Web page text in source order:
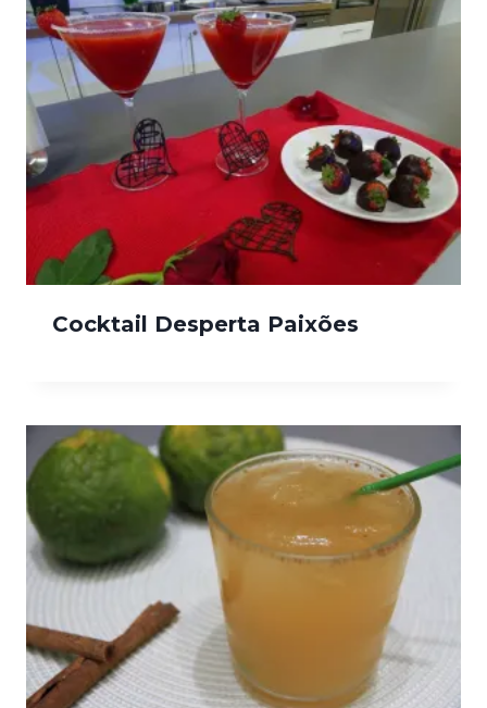
Cocktail Desperta Paixões